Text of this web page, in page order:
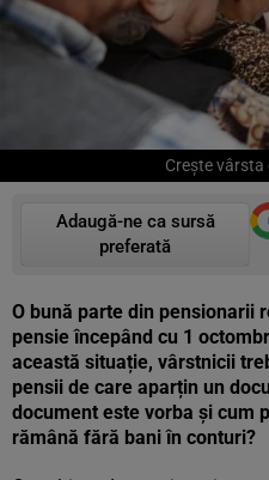
Crește vârsta
Adaugă-ne ca sursă
preferată
O bună parte din pensionarii
pensie începând cu 1
această situație, vârstnicii
pensii de care aparțin un
document este vorba și cum
rămână fără bani în conturi?